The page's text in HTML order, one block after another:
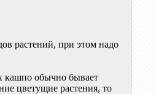
растений, при этом надо
кашпо обычно бывает
цветущие растения, то